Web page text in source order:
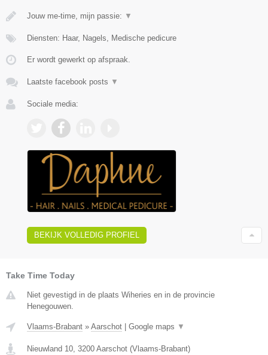
Jouw me-time, mijn passie: ▼
Diensten: Haar, Nagels, Medische pedicure
Er wordt gewerkt op afspraak.
Laatste facebook posts ▼
Sociale media:
BEKIJK VOLLEDIG PROFIEL
Take Time Today
Niet gevestigd in de plaats Wiheries en in de provincie
Henegouwen.
Vlaams-Brabant » Aarschot | Google maps ▼
Nieuwland 10 3200 Aarschot (Vlaams-Brabant)